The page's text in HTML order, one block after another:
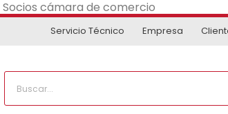
Servicio Técnico Empresa